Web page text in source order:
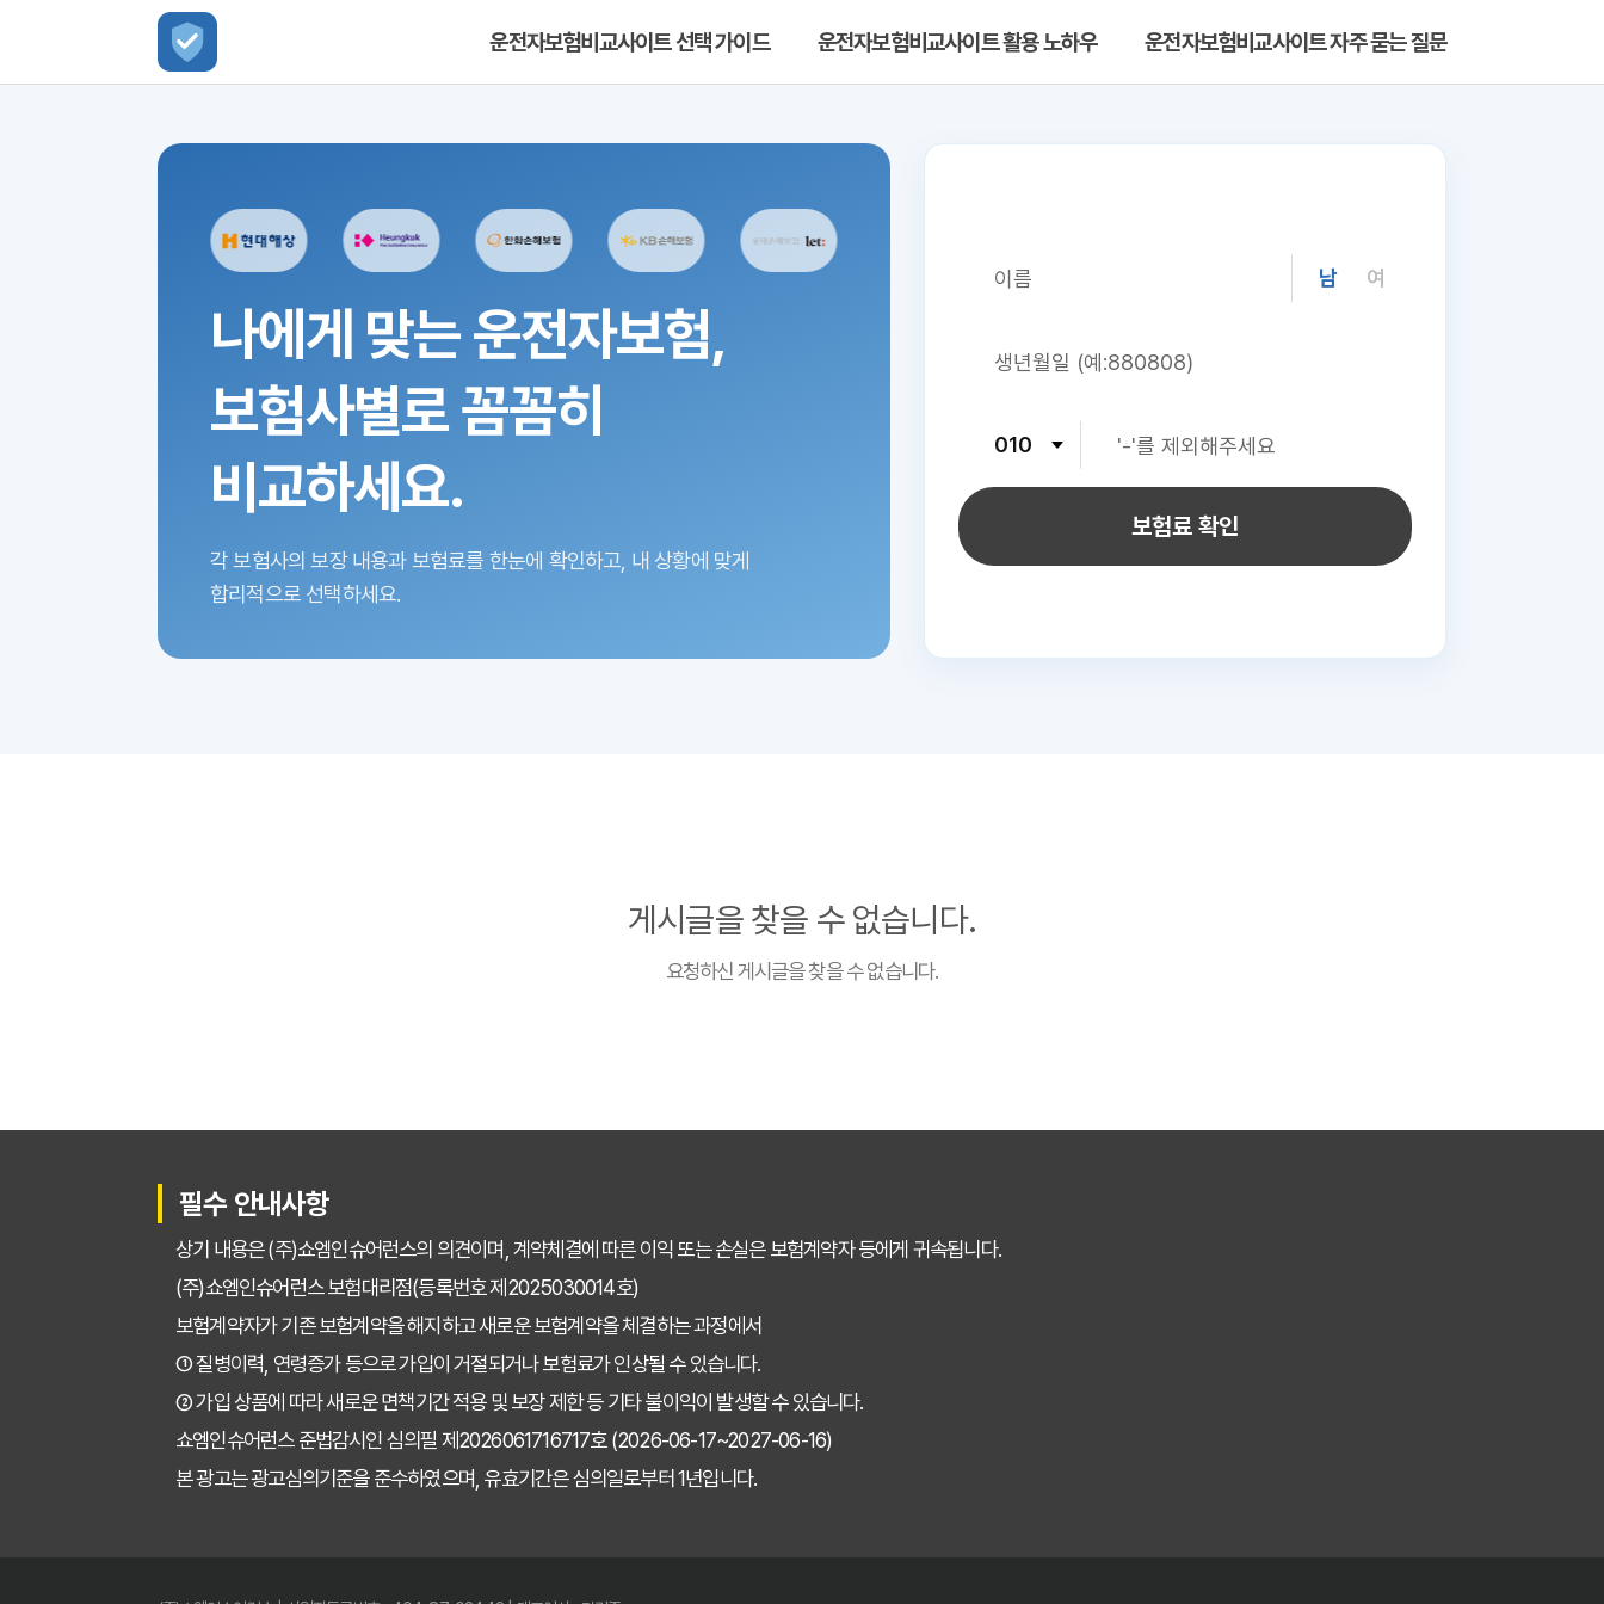
운전자보험비교사이트 선택 가이드 운전자보험비교사이트 활용 노하우 운전자보험비교사이트 자주 묻는 질문
나에게 맞는 운전자보험,
보험사별로 꼼꼼히
비교하세요.
각 보험사의 보장 내용과 보험료를 한눈에 확인하고, 내 상황에 맞게
합리적으로 선택하세요.
남 여
보험료 확인
게시글을 찾을 수 없습니다.
요청하신 게시글을 찾을 수 없습니다.
필수 안내사항
상기 내용은 (주)쇼엠인슈어런스의 의견이며, 계약체결에 따른 이익 또는 손실은 보험계약자 등에게 귀속됩니다.
(주)쇼엠인슈어런스 보험대리점(등록번호 제2025030014호)
보험계약자가 기존 보험계약을 해지하고 새로운 보험계약을 체결하는 과정에서
① 질병이력, 연령증가 등으로 가입이 거절되거나 보험료가 인상될 수 있습니다.
② 가입 상품에 따라 새로운 면책기간 적용 및 보장 제한 등 기타 불이익이 발생할 수 있습니다.
쇼엠인슈어런스 준법감시인 심의필 제2026061716717호 (2026-06-17~2027-06-16)
본 광고는 광고심의기준을 준수하였으며, 유효기간은 심의일로부터 1년입니다.